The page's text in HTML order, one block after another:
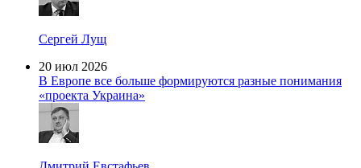
Сергей Лущ
20 июл 2026
В Европе все больше формируются разные понимания
«проекта Украина»